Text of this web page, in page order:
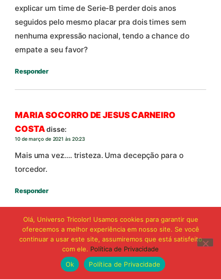
explicar um time de Serie-B perder dois anos
seguidos pelo mesmo placar pra dois times sem
nenhuma expressão nacional, tendo a chance do
empate a seu favor?
Responder
MARIA SOCORRO DE JESUS CARNEIRO
COSTA disse:
10 de março de 2021 às 20:23
Mais uma vez…. tristeza. Uma decepção para o
torcedor.
Responder
Carlos Alberto da Fonseca Moraes Moraes
10 de março de 2021 às 20:21
Já vou cancelar meu , nordestao e série B,pois e
Olá, Universo Tricolor! Usamos cookies para garantir que
oferecemos a melhor experiência em nosso site. Se você
continuar a usar este site, assumiremos que está satisfeito
com ele. Política de Privacidade
Ok
Política de Privacidade